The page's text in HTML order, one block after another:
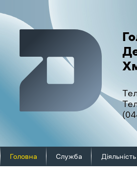
Головна Служба Діяльність